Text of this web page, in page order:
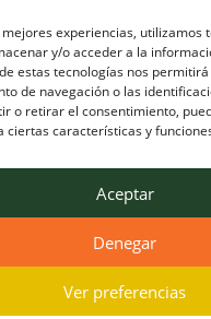
experiencias, utilizamos
y/o acceder a la
estas tecnologías nos
de navegación o las
o retirar el consentimiento,
ciertas características y
Aceptar
Denegar
Ver preferencias
2026 Viveros
Developed by